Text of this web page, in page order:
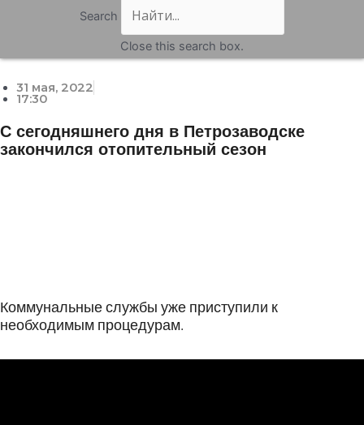
Search
Close this search box.
31 мая, 2022
17:30
С сегодняшнего дня в Петрозаводске
закончился отопительный сезон
Коммунальные службы уже приступили к
необходимым процедурам.